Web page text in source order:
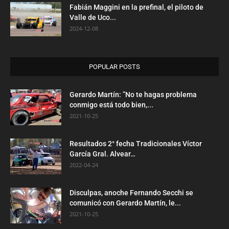
Fabián Maggini en la prefinal, el piloto de
Valle de Uco...
2024-12-08
POPULAR POSTS
Gerardo Martín: ”No te hagas problema
conmigo está todo bien,...
2021-10-25
Resultados 2° fecha Tradicionales Víctor
García Gral. Alvear…
2022-04-24
Disculpas, anoche Fernando Secchi se
comunicó con Gerardo Martín, le...
2021-10-25